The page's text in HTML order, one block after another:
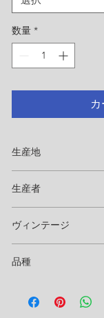
数量 *
生産地
生産者
ヴィンテージ
品種